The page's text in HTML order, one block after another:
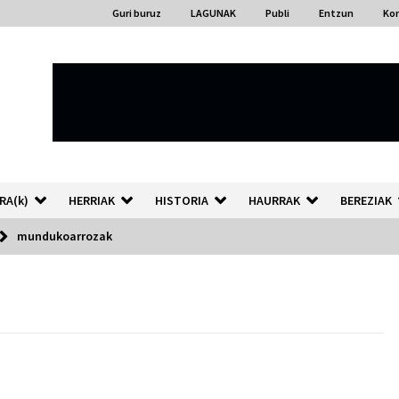
Guri buruz LAGUNAK Publi Entzun
HERRIAK HISTORIA HAURRAK BEREZIAK
mundukoarrozak